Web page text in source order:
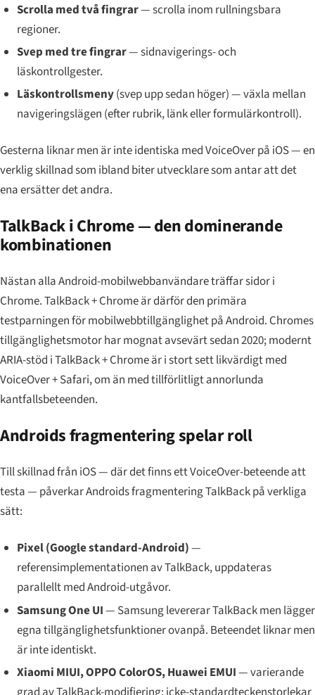
Scrolla med två fingrar— scrolla inom rullningsbara
regioner.
Svep med tre fingrar— sidnavigerings- och
läskontrollgester.
Läskontrollsmeny(svep upp sedan höger) — växla mellan
navigeringslägen (efter rubrik, länk eller formulärkontroll).
Gesterna liknar men är inte identiska med VoiceOver på iOS — en
verklig skillnad som ibland biter utvecklare som antar att det
ena ersätter det andra.
TalkBack i Chrome — den dominerande
kombinationen
Nästan alla Android-mobilwebbanvändare träffar sidor i
Chrome. TalkBack + Chrome är därför den primära
testparningen för mobilwebbtillgänglighet på Android. Chromes
tillgänglighetsmotor har mognat avsevärt sedan 2020; modernt
ARIA-stöd i TalkBack + Chrome är i stort sett likvärdigt med
VoiceOver + Safari, om än med tillförlitligt annorlunda
kantfallsbeteenden.
Androids fragmentering spelar roll
Till skillnad från iOS — där det finns ett VoiceOver-beteende att
testa — påverkar Androids fragmentering TalkBack på verkliga
sätt:
Pixel (Google standard-Android)—
referensimplementationen av TalkBack, uppdateras
parallellt med Android-utgåvor.
Samsung One UI— Samsung levererar TalkBack men lägger
egna tillgänglighetsfunktioner ovanpå. Beteendet liknar men
är inte identiskt.
Xiaomi MIUI, OPPO ColorOS, Huawei EMUI— varierande